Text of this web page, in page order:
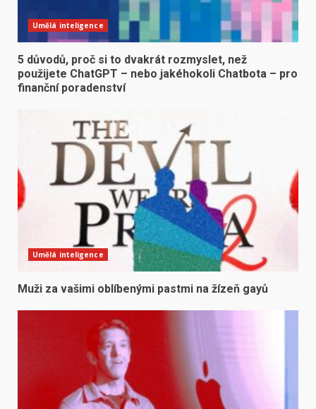
Umělá inteligence
5 důvodů, proč si to dvakrát rozmyslet, než
použijete ChatGPT – nebo jakéhokoli Chatbota – pro
finanční poradenství
Umělá inteligence
Muži za vašimi oblíbenými pastmi na žízeň gayů